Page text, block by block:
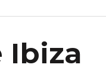
Ibiza